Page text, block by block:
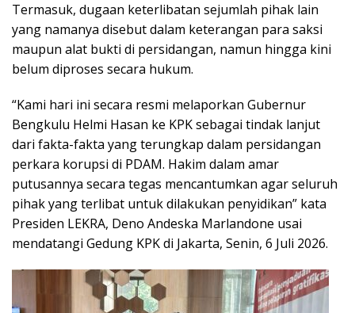
Termasuk, dugaan keterlibatan sejumlah pihak lain
yang namanya disebut dalam keterangan para saksi
maupun alat bukti di persidangan, namun hingga kini
belum diproses secara hukum.
“Kami hari ini secara resmi melaporkan Gubernur
Bengkulu Helmi Hasan ke KPK sebagai tindak lanjut
dari fakta-fakta yang terungkap dalam persidangan
perkara korupsi di PDAM. Hakim dalam amar
putusannya secara tegas mencantumkan agar seluruh
pihak yang terlibat untuk dilakukan penyidikan” kata
Presiden LEKRA, Deno Andeska Marlandone usai
mendatangi Gedung KPK di Jakarta, Senin, 6 Juli 2026.